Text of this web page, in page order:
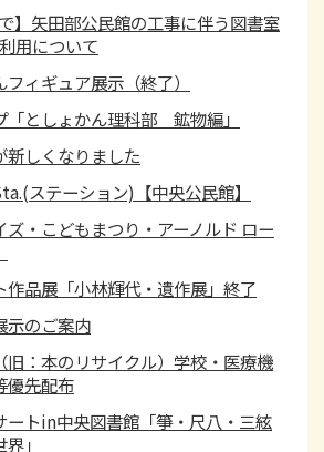
】矢田部公民館の工事に伴う図書室
用について
ィギュア展示（終了）
「としょかん理科部 鉱物編」
新しくなりました
ステーション)【中央公民館】
ズ・こどもまつり・アーノルド ロー
作品展「小林輝代・遺作展」終了
示のご案内
旧：本のリサイクル）学校・医療機
優先配布
ートin中央図書館「箏・尺八・三絃
」